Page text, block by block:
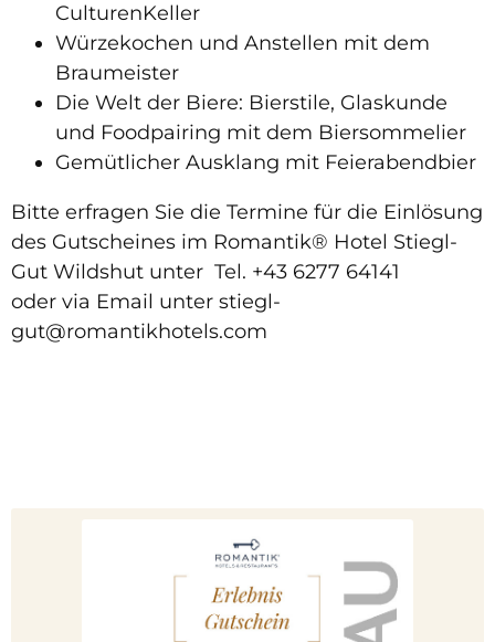
CulturenKeller
Würzekochen und Anstellen mit dem
Braumeister
Die Welt der Biere: Bierstile, Glaskunde
und Foodpairing mit dem Biersommelier
Gemütlicher Ausklang mit Feierabendbier
Bitte erfragen Sie die Termine für die Einlösung
des Gutscheines im Romantik® Hotel Stiegl-
Gut Wildshut unter Tel. +43 6277 64141
oder via Email unter stiegl-
gut@romantikhotels.com